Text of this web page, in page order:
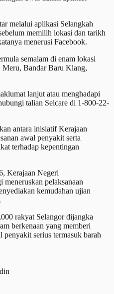
melalui aplikasi Selangkah
memilih lokasi dan tarikh
menerusi Facebook.
semalam di enam lokasi
Meru, Bandar Baru Klang,
lanjut atau menghadapi
talian Selcare di 1-800-22-
antara inisiatif Kerajaan
awal penyakit serta
terhadap kepentingan
Kerajaan Negeri
pelaksanaan
kemudahan ujian
rakyat Selangor dijangka
berkenaan yang memberi
penyakit serius termasuk barah